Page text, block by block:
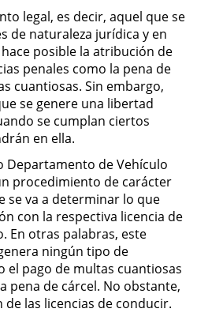
Agravada
Contra un Agente del
Público
Químicos Cáusticos
Contra un Funcionario
Simple
legal, es decir, aquel que se
de naturaleza jurídica y en
posible la atribución de
penales como la pena de
cuantiosas. Sin embargo,
se genere una libertad
se cumplan ciertos
en ella.
Departamento de Vehículo
procedimiento de carácter
se va a determinar lo que
con la respectiva licencia de
En otras palabras, este
ningún tipo de
el pago de multas cuantiosas
pena de cárcel. No obstante,
de las licencias de conducir.